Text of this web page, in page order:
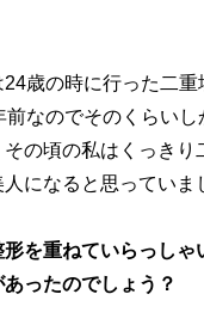
24歳の時に行った二
前なのでそのくらい
の頃の私はくっきり
になると思っていま
を重ねていらっしゃ
ったのでしょう？